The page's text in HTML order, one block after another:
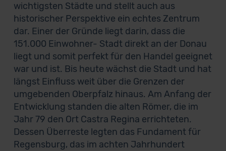
wichtigsten Städte und stellt auch aus
historischer Perspektive ein echtes Zentrum
dar. Einer der Gründe liegt darin, dass die
151.000 Einwohner- Stadt direkt an der Donau
liegt und somit perfekt für den Handel geeignet
war und ist. Bis heute wächst die Stadt und hat
längst Einfluss weit über die Grenzen der
umgebenden Oberpfalz hinaus. Am Anfang der
Entwicklung standen die alten Römer, die im
Jahr 79 den Ort Castra Regina errichteten.
Dessen Überreste legten das Fundament für
Regensburg, das im achten Jahrhundert